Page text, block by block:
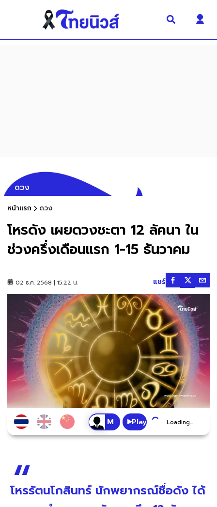
ดวง
หน้าแรก ดวง
โหรดัง เผยดวงชะตา 12 ลัคนา ใน
ช่วงครึ่งเดือนแรก 1-15 ธันวาคม
02 ธ.ค. 2568 | 15:22 น. แชร์
Play Loading...
โหรรัตนโกสินทร์ นักพยากรณ์ชื่อดัง ได้